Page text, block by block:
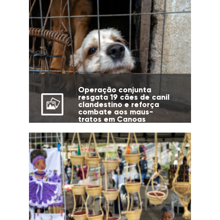
Operação conjunta
resgata 19 cães de canil
clandestino e reforça
combate aos maus-
tratos em Canoas